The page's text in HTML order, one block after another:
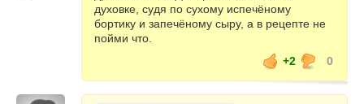
духовке, судя по сухому испечёному
бортику и запечёному сыру, а в рецепте не
пойми что.
+2
0